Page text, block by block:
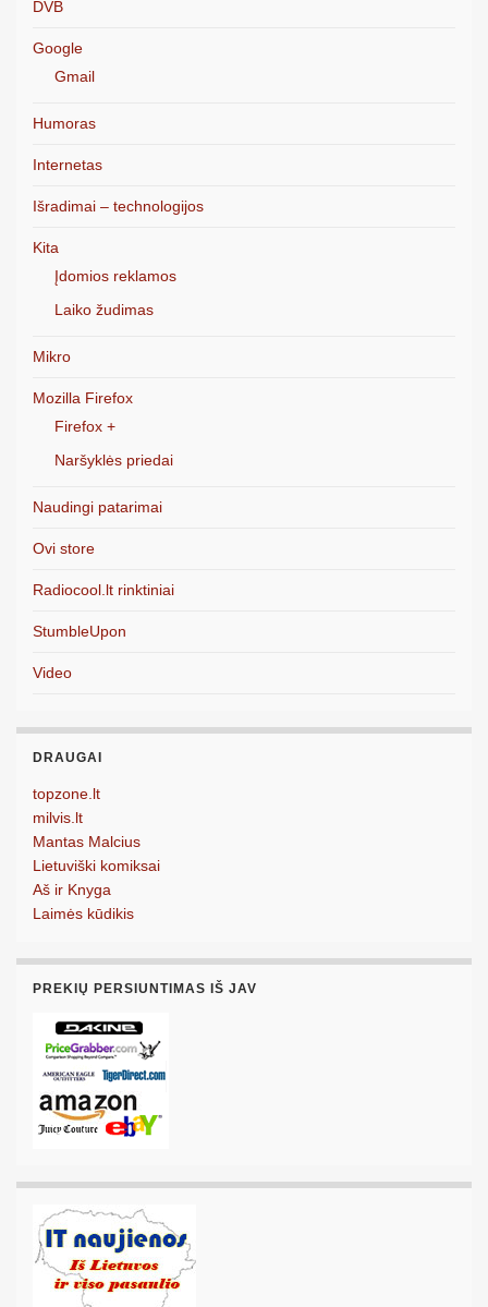
DVB
Google
Gmail
Humoras
Internetas
Išradimai – technologijos
Kita
Įdomios reklamos
Laiko žudimas
Mikro
Mozilla Firefox
Firefox +
Naršyklės priedai
Naudingi patarimai
Ovi store
Radiocool.lt rinktiniai
StumbleUpon
Video
DRAUGAI
topzone.lt
milvis.lt
Mantas Malcius
Lietuviški komiksai
Aš ir Knyga
Laimės kūdikis
PREKIŲ PERSIUNTIMAS IŠ JAV